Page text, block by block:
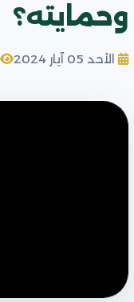
وحمايته؟
الأحد 05 آيار 2024